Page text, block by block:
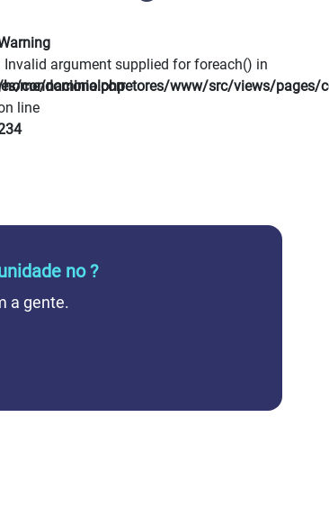
condominio.php
Invalid argument supplied for foreach() in
nacionalcorretores/www/src/views/pages/
line
no ?
a gente.